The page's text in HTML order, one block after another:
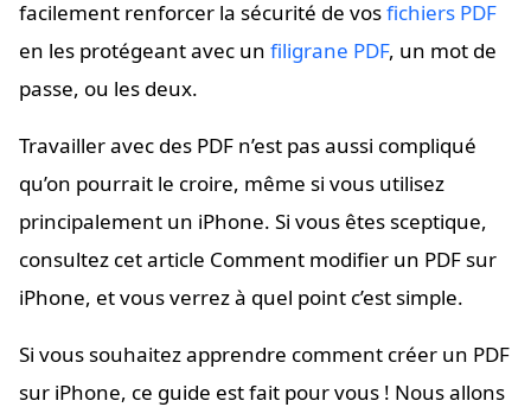
facilement renforcer la sécurité de vosfichiers PDF
en les protégeant avec un filigrane PDF, un mot de
passe, ou les deux.
Travailler avec des PDF n’est pas aussi compliqué
qu’on pourrait le croire, même si vous utilisez
principalement un iPhone. Si vous êtes sceptique,
consultez cet article Comment modifier un PDF sur
iPhone, et vous verrez à quel point c’est simple.
Si vous souhaitez apprendre comment créer un PDF
sur iPhone, ce guide est fait pour vous ! Nous allons